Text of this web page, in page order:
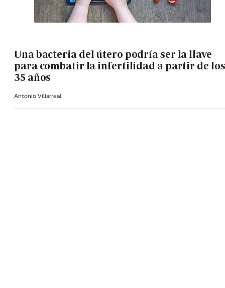
Una bacteria del útero podría ser la llave
para combatir la infertilidad a partir de los
35 años
Antonio Villarreal